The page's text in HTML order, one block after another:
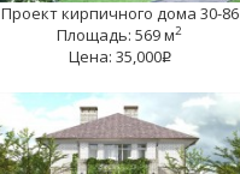
Проект кирпичного дома 30-86
Площадь: 569 м2
Цена: 35,000q